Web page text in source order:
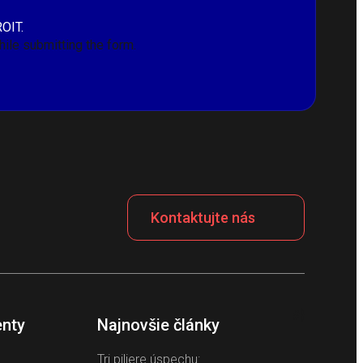
submitting the form.
Kontaktujte nás
Najnovšie články
Tri piliere úspechu: